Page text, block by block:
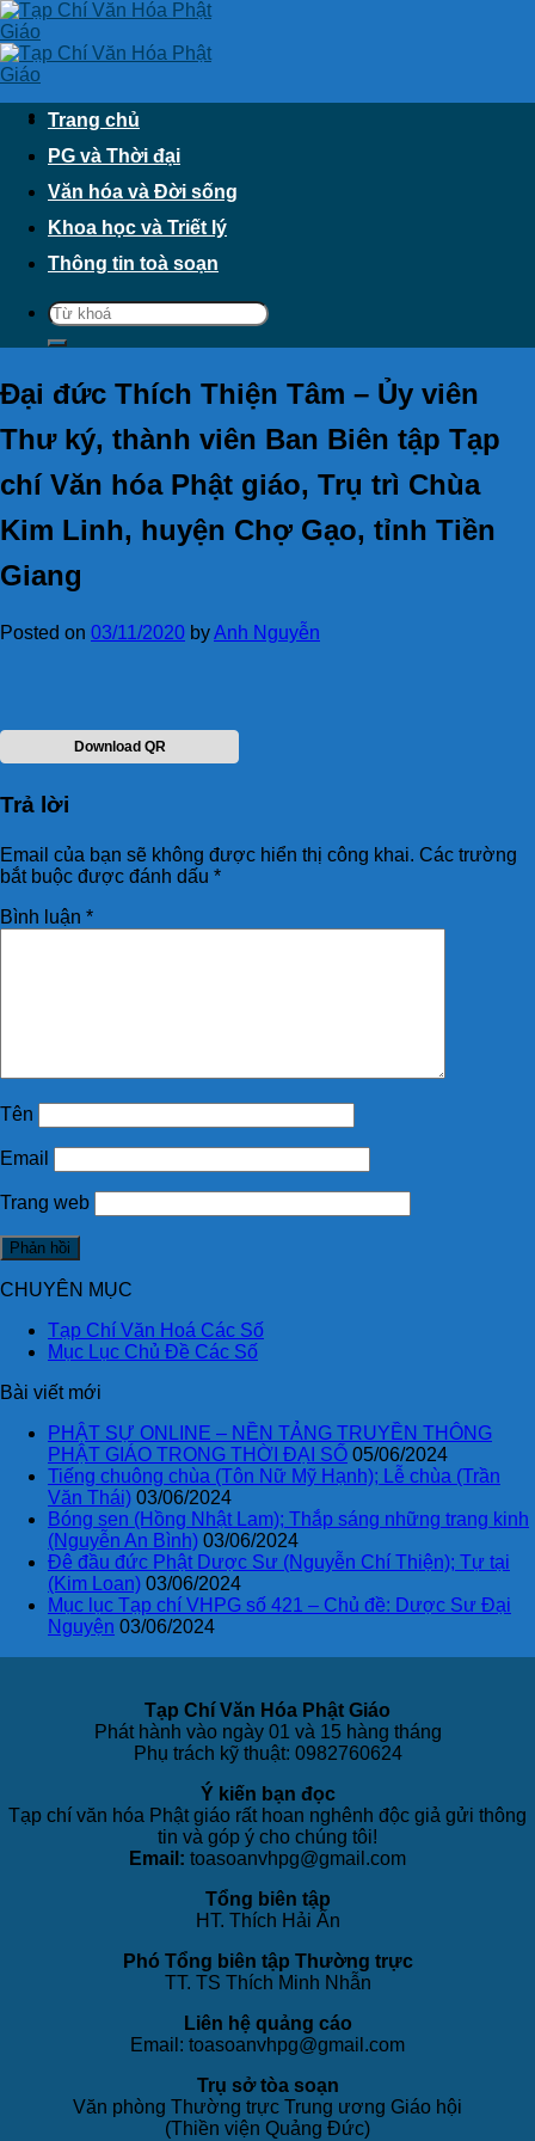
Skip
to
content
Trang chủ
PG và Thời đại
Văn hóa và Đời sống
Khoa học và Triết lý
Thông tin toà soạn
Đại đức Thích Thiện Tâm – Ủy viên
Thư ký, thành viên Ban Biên tập Tạp
chí Văn hóa Phật giáo, Trụ trì Chùa
Kim Linh, huyện Chợ Gạo, tỉnh Tiền
Giang
Posted on 03/11/2020 byAnh Nguyễn
Download QR
Trả lời
Email của bạn sẽ không được hiển thị công khai. Các trường
bắt buộc được đánh dấu *
Bình luận *
Tên
Email
Trang web
CHUYÊN MỤC
Tạp Chí Văn Hoá Các Số
Mục Lục Chủ Đề Các Số
Bài viết mới
PHẬT SỰ ONLINE – NỀN TẢNG TRUYỀN THÔNG
PHẬT GIÁO TRONG THỜI ĐẠI SỐ 05/06/2024
Tiếng chuông chùa (Tôn Nữ Mỹ Hạnh); Lễ chùa (Trần
Văn Thái) 03/06/2024
Bóng sen (Hồng Nhật Lam); Thắp sáng những trang kinh
(Nguyễn An Bình) 03/06/2024
Đê đầu đức Phật Dược Sư (Nguyễn Chí Thiện); Tự tại
(Kim Loan) 03/06/2024
Mục lục Tạp chí VHPG số 421 – Chủ đề: Dược Sư Đại
Nguyện 03/06/2024
Tạp Chí Văn Hóa Phật Giáo
Phát hành vào ngày 01 và 15 hàng tháng
Phụ trách kỹ thuật: 0982760624
Ý kiến bạn đọc
Tạp chí văn hóa Phật giáo rất hoan nghênh độc giả gửi thông
tin và góp ý cho chúng tôi!
Email: toasoanvhpg@gmail.com
Tổng biên tập
HT. Thích Hải Ấn
Phó Tổng biên tập Thường trực
TT. TS Thích Minh Nhẫn
Liên hệ quảng cáo
Email: toasoanvhpg@gmail.com
Trụ sở tòa soạn
Văn phòng Thường trực Trung ương Giáo hội
(Thiền viện Quảng Đức)